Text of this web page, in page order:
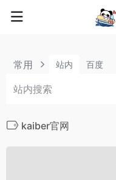
常用 站内 百度
kaiber官网